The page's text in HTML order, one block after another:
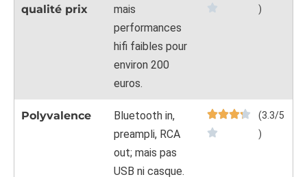
qualité prix
mais
performances
hifi faibles pour
environ 200
euros.
)
Polyvalence
Bluetooth in,
preampli, RCA
out; mais pas
USB ni casque.
(3.3/5
)